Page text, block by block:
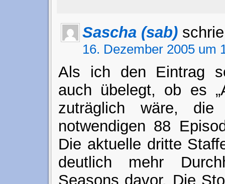
Sascha (sab)
16. Dezember 2005 um
Als ich den Eintrag
auch übelegt, ob es
zuträglich wäre, die
notwendigen 88
Die aktuelle dritte
deutlich mehr
Seasons davor. Die